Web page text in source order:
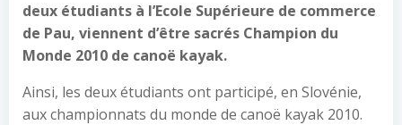
deux étudiants à l’Ecole Supérieure de commerce
de Pau, viennent d’être sacrés Champion du
Monde 2010 de canoë kayak.
Ainsi, les deux étudiants ont participé, en Slovénie,
aux championnats du monde de canoë kayak 2010.